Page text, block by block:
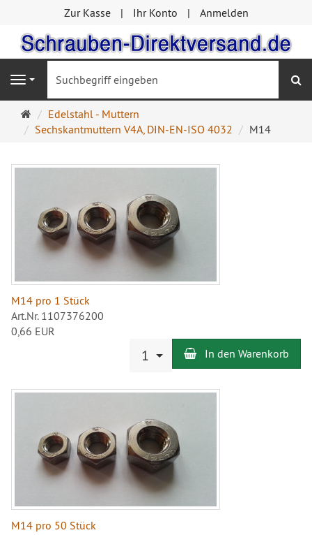
Zur Kasse Ihr Konto Anmelden
Navigation
Startseite
Edelstahl - Muttern
Sechskantmuttern V4A, DIN-EN-ISO 4032
M14
M14 pro 1 Stück
Art.Nr. 1107376200
0,66 EUR
1 In den Warenkorb
M14 pro 50 Stück